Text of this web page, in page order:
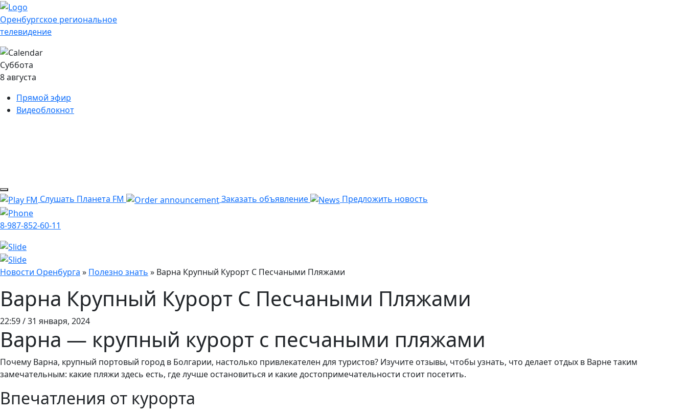
Оренбургское региональное
телевидение
Суббота
8 августа
Прямой эфир
Видеоблокнот
Слушать Планета FM Заказать объявление Предложить новость
8-987-852-60-11
Новости Оренбурга » Полезно знать » Варна Крупный Курорт С Песчаными Пляжами
Варна Крупный Курорт С Песчаными Пляжами
22:59 / 31 января, 2024
Варна — крупный курорт с песчаными пляжами
Почему Варна, крупный портовый город в Болгарии, настолько привлекателен для туристов? Изучите отзывы, чтобы узнать, что делает отдых в Варне таким
замечательным: какие пляжи здесь есть, где лучше остановиться и какие достопримечательности стоит посетить.
Впечатления от курорта